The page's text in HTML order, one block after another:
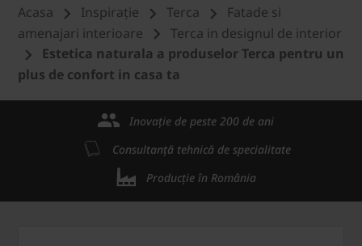
Acasa Inspirație Terca
Fatade si
amenajari interioare
Terca in designul de interior
Estetica naturala a produselor Terca pentru un
plus de confort in casa ta
Inovație de peste 200 de ani
Consultanță tehnică de specialitate
Producție în România